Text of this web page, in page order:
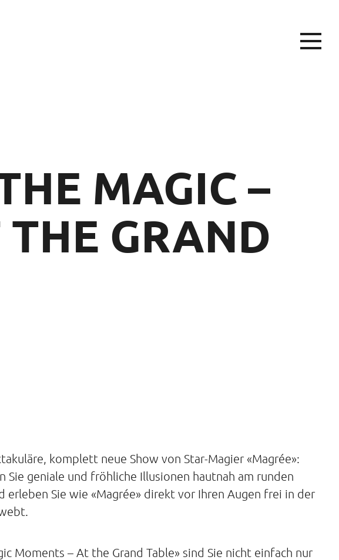
MAGIC –
GRAND
komplett neue Show von Star-Magier «Magrée»:
Sie geniale und fröhliche Illusionen hautnah am runden
erleben Sie wie «Magrée» direkt vor Ihren Augen frei in der
Moments – At the Grand Table» sind Sie nicht einfach nur